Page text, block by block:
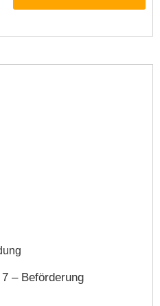
– Beförderung